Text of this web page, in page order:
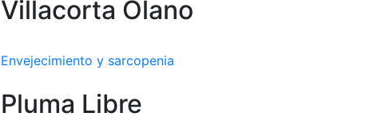
Villacorta Olano
Envejecimiento y sarcopenia
Pluma Libre